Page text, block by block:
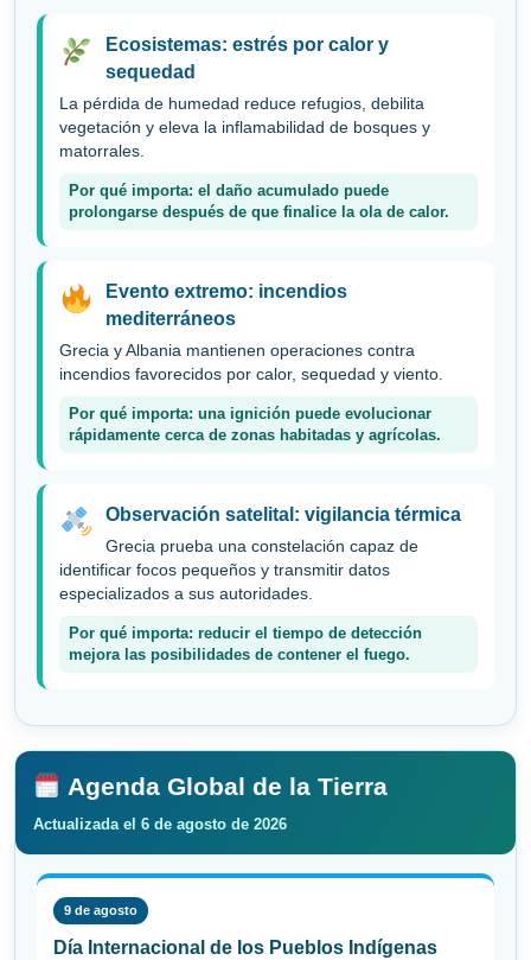
Ecosistemas: estrés por calor y
sequedad
La pérdida de humedad reduce refugios, debilita
vegetación y eleva la inflamabilidad de bosques y
matorrales.
Por qué importa: el daño acumulado puede
prolongarse después de que finalice la ola de calor.
Evento extremo: incendios
mediterráneos
Grecia y Albania mantienen operaciones contra
incendios favorecidos por calor, sequedad y viento.
Por qué importa: una ignición puede evolucionar
rápidamente cerca de zonas habitadas y agrícolas.
Observación satelital: vigilancia térmica
Grecia prueba una constelación capaz de
identificar focos pequeños y transmitir datos
especializados a sus autoridades.
Por qué importa: reducir el tiempo de detección
mejora las posibilidades de contener el fuego.
Agenda Global de la Tierra
Actualizada el 6 de agosto de 2026
9 de agosto
Día Internacional de los Pueblos Indígenas